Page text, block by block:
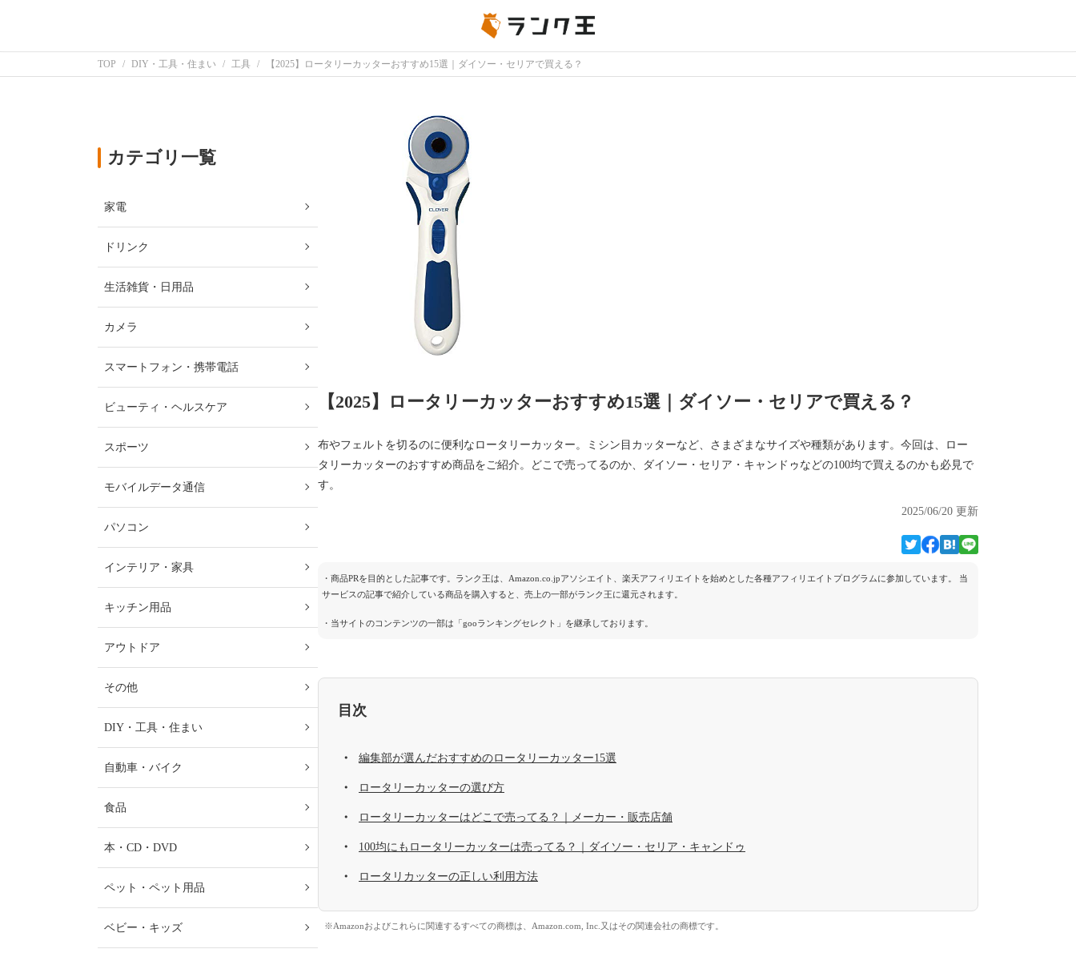
TOP DIY・工具・住まい 工具 【2025】ロータリーカッターおすすめ15選｜ダイソー・セリアで買える？
【2025】ロータリーカッターおすすめ15選｜ダイソー・セリアで買える？
布やフェルトを切るのに便利なロータリーカッター。ミシン目カッターなど、さまざまなサイズや種類があります。今回は、ロー
タリーカッターのおすすめ商品をご紹介。どこで売ってるのか、ダイソー・セリア・キャンドゥなどの100均で買えるのかも必見で
す。
2025/06/20 更新
・商品PRを目的とした記事です。ランク王は、Amazon.co.jpアソシエイト、楽天アフィリエイトを始めとした各種アフィリエイトプログラムに参加しています。 当
サービスの記事で紹介している商品を購入すると、売上の一部がランク王に還元されます。
・当サイトのコンテンツの一部は「gooランキングセレクト」を継承しております。
目次
編集部が選んだおすすめのロータリーカッター15選
ロータリーカッターの選び方
ロータリーカッターはどこで売ってる？｜メーカー・販売店舗
100均にもロータリーカッターは売ってる？｜ダイソー・セリア・キャンドゥ
ロータリカッターの正しい利用方法
※Amazonおよびこれらに関連するすべての商標は、Amazon.com, Inc.又はその関連会社の商標です。
カテゴリ一覧
家電
ドリンク
生活雑貨・日用品
カメラ
スマートフォン・携帯電話
ビューティ・ヘルスケア
スポーツ
モバイルデータ通信
パソコン
インテリア・家具
キッチン用品
アウトドア
その他
DIY・工具・住まい
自動車・バイク
食品
本・CD・DVD
ペット・ペット用品
ベビー・キッズ